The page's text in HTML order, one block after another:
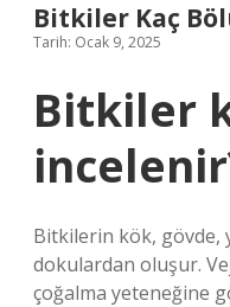
Bitkiler Kaç
Tarih: Ocak 9, 2025
Bitkiler
Bitkilerin kök, gövde,
dokulardan oluşur.
çoğalma yeteneğine